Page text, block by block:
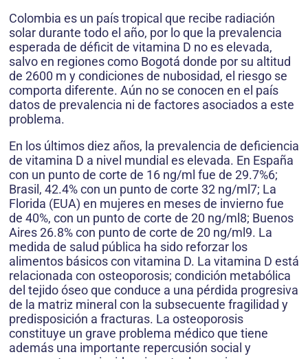
Colombia es un país tropical que recibe radiación
solar durante todo el año, por lo que la prevalencia
esperada de déficit de vitamina D no es elevada,
salvo en regiones como Bogotá donde por su altitud
de 2600 m y condiciones de nubosidad, el riesgo se
comporta diferente. Aún no se conocen en el país
datos de prevalencia ni de factores asociados a este
problema.
En los últimos diez años, la prevalencia de deficiencia
de vitamina D a nivel mundial es elevada. En España
con un punto de corte de 16 ng/ml fue de 29.7%6;
Brasil, 42.4% con un punto de corte 32 ng/ml7; La
Florida (EUA) en mujeres en meses de invierno fue
de 40%, con un punto de corte de 20 ng/ml8; Buenos
Aires 26.8% con punto de corte de 20 ng/ml9. La
medida de salud pública ha sido reforzar los
alimentos básicos con vitamina D. La vitamina D está
relacionada con osteoporosis; condición metabólica
del tejido óseo que conduce a una pérdida progresiva
de la matriz mineral con la subsecuente fragilidad y
predisposición a fracturas. La osteoporosis
constituye un grave problema médico que tiene
además una importante repercusión social y